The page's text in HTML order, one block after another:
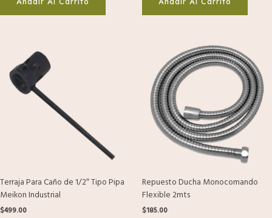
Terraja Para Caño de 1/2″ Tipo Pipa
Meikon Industrial
$499.00
Repuesto Ducha Monocomando
Flexible 2mts
$185.00